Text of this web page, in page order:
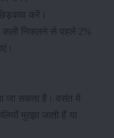
करें।
कली निकलने से पहले 2%
जा सकता है। वसंत में
मुरझा जाती हैं या